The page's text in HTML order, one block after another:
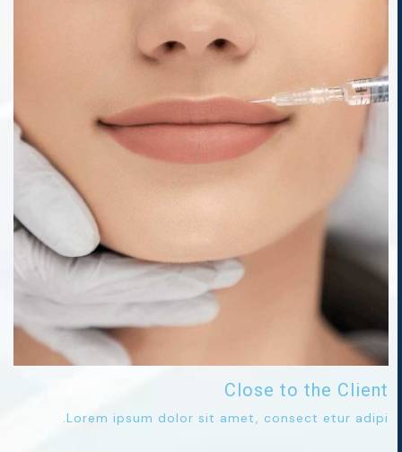
Close to the Client
Lorem ipsum dolor sit amet, consect etur adipi.